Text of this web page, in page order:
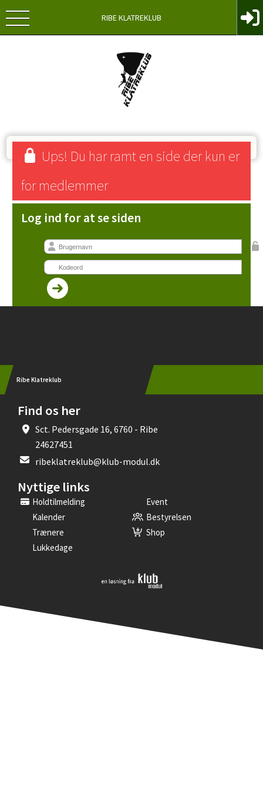
RIBE KLATREKLUB
Ups! Du har ramt en side der kun er
for medlemmer
Log ind for at se siden
Ribe Klatreklub
Find os her
Sct. Pedersgade 16, 6760 - Ribe
24627451
ribeklatreklub@klub-modul.dk
Nyttige links
Holdtilmelding
Event
Kalender
Bestyrelsen
Trænere
Shop
Lukkedage